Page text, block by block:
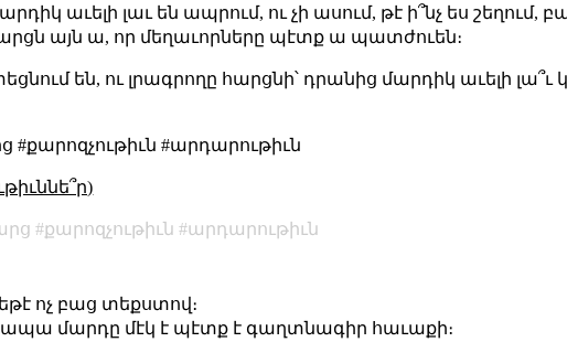
աւելի լաւ են ապրում, ու չի ասում, թէ ի՞նչ ես շեղում,
այն ա, որ մեղաւորները պէտք ա պատժուեն։
են, ու լրագրողը հարցնի՝ դրանից մարդիկ աւելի
#քարոզչութիւն #արդարութիւն
քարոզչութիւն
արդարութիւն
ոչ բաց տեքստով։
մարդը մէկ է պէտք է գաղտնագիր հաւաքի։